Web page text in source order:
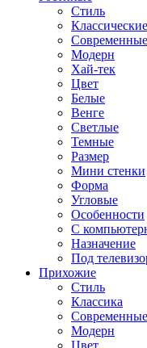
Стиль
Классические
Современные
Модерн
Хай-тек
Цвет
Белые
Венге
Светлые
Темные
Размер
Мини стенки
Форма
Угловые
Особенности
С
Назначение
Под
Прихожие
Стиль
Классика
Современные
Модерн
Цвет